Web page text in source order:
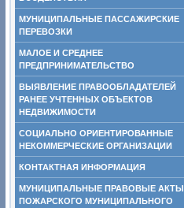
МУНИЦИПАЛЬНЫЕ ПАССАЖИРСКИЕ
ПЕРЕВОЗКИ
МАЛОЕ И СРЕДНЕЕ
ПРЕДПРИНИМАТЕЛЬСТВО
ВЫЯВЛЕНИЕ ПРАВООБЛАДАТЕЛЕЙ
РАНЕЕ УЧТЕННЫХ ОБЪЕКТОВ
НЕДВИЖИМОСТИ
СОЦИАЛЬНО ОРИЕНТИРОВАННЫЕ
НЕКОММЕРЧЕСКИЕ ОРГАНИЗАЦИИ
КОНТАКТНАЯ ИНФОРМАЦИЯ
МУНИЦИПАЛЬНЫЕ ПРАВОВЫЕ АКТЫ
ПОЖАРСКОГО МУНИЦИПАЛЬНОГО